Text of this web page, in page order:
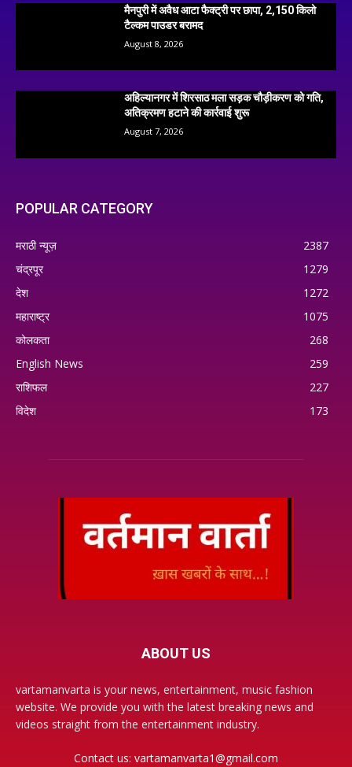
मैनपुरी में अवैध आटा फैक्ट्री पर छापा, 2,150 किलो
टैल्कम पाउडर बरामद
August 8, 2026
अहिल्यानगर में शिरसाठ मला सड़क चौड़ीकरण को गति,
अतिक्रमण हटाने की कार्रवाई शुरू
August 7, 2026
POPULAR CATEGORY
मराठी न्यूज़
2387
चंद्रपूर
1279
देश
1272
महाराष्ट्र
1075
कोलकता
268
English News
259
राशिफल
227
विदेश
173
ABOUT US
vartamanvarta is your news, entertainment, music fashion
website. We provide you with the latest breaking news and
videos straight from the entertainment industry.
Contact us: vartamanvarta1@gmail.com